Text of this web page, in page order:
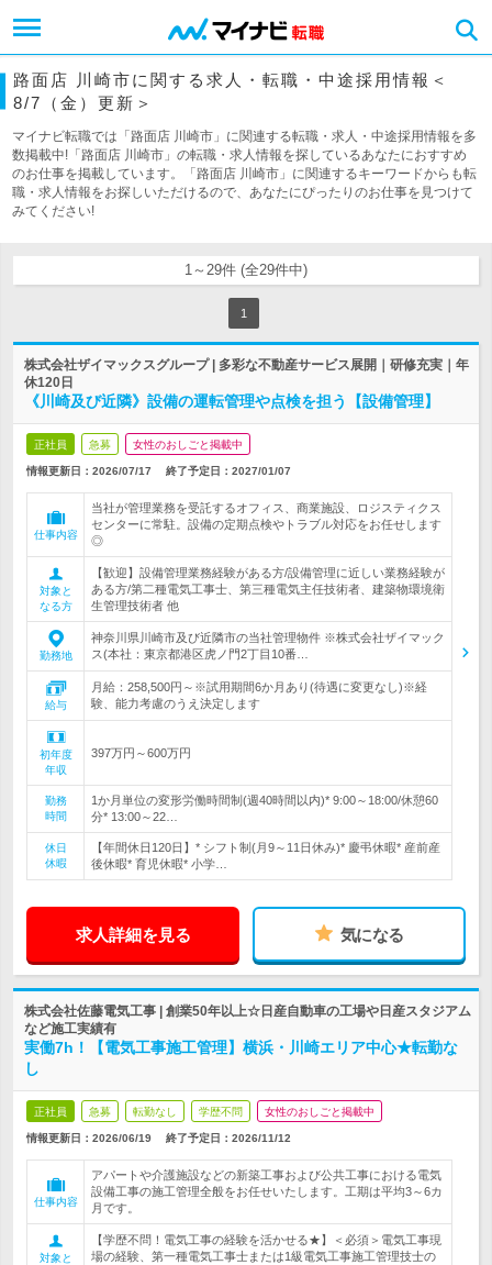
路面店 川崎市に関する求人・転職・中途採用情報＜
8/7（金）更新＞
マイナビ転職では「路面店 川崎市」に関連する転職・求人・中途採用情報を多
数掲載中!「路面店 川崎市」の転職・求人情報を探しているあなたにおすすめ
のお仕事を掲載しています。「路面店 川崎市」に関連するキーワードからも転
職・求人情報をお探しいただけるので、あなたにぴったりのお仕事を見つけて
みてください!
1～29件 (全29件中)
1
株式会社ザイマックスグループ | 多彩な不動産サービス展開｜研修充実｜年
休120日
《川崎及び近隣》設備の運転管理や点検を担う【設備管理】
正社員 急募 女性のおしごと掲載中
情報更新日：2026/07/17 終了予定日： 2027/01/07
仕事内容
当社が管理業務を受託するオフィス、商業施設、ロジスティクス
センターに常駐。設備の定期点検やトラブル対応をお任せします
◎
対象と
なる方
【歓迎】設備管理業務経験がある方/設備管理に近しい業務経験が
ある方/第二種電気工事士、第三種電気主任技術者、建築物環境衛
生管理技術者 他
勤務地
神奈川県川崎市及び近隣市の当社管理物件 ※株式会社ザイマック
ス(本社：東京都港区虎ノ門2丁目10番…
給与
月給：258,500円～※試用期間6か月あり(待遇に変更なし)※経
験、能力考慮のうえ決定します
初年度
年収
397万円～600万円
勤務
時間
1か月単位の変形労働時間制(週40時間以内)* 9:00～18:00/休憩60
分* 13:00～22…
休日
休暇
【年間休日120日】* シフト制(月9～11日休み)* 慶弔休暇* 産前産
後休暇* 育児休暇* 小学…
求人詳細を見る 気になる
株式会社佐藤電気工事 | 創業50年以上☆日産自動車の工場や日産スタジアム
など施工実績有
実働7h！【電気工事施工管理】横浜・川崎エリア中心★転勤な
し
正社員 急募 転勤なし 学歴不問 女性のおしごと掲載中
情報更新日：2026/06/19 終了予定日： 2026/11/12
仕事内容
アパートや介護施設などの新築工事および公共工事における電気
設備工事の施工管理全般をお任せいたします。工期は平均3～6カ
月です。
対象と
【学歴不問！電気工事の経験を活かせる★】＜必須＞電気工事現
場の経験、第一種電気工事士または1級電気工事施工管理技士の